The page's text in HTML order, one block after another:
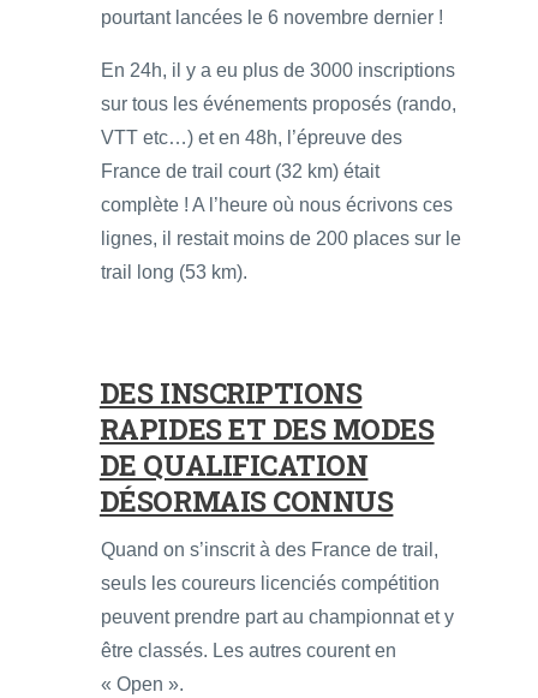
pourtant lancées le 6 novembre dernier !
En 24h, il y a eu plus de 3000 inscriptions
sur tous les événements proposés (rando,
VTT etc…) et en 48h, l’épreuve des
France de trail court (32 km) était
complète ! A l’heure où nous écrivons ces
lignes, il restait moins de 200 places sur le
trail long (53 km).
DES INSCRIPTIONS
RAPIDES ET DES MODES
DE QUALIFICATION
DÉSORMAIS CONNUS
Quand on s’inscrit à des France de trail,
seuls les coureurs licenciés compétition
peuvent prendre part au championnat et y
être classés. Les autres courent en
« Open ».